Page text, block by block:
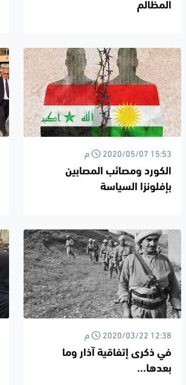
المظالم
2020/05/07 15:53 م
الكورد ومصائب المصابين
بإفلونزا السياسة
2020/03/22 12:38 م
في ذكرى إتفاقية آذار وما
بعدها...